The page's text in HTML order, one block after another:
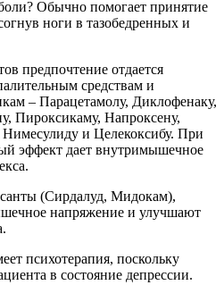
Обычно помогает принятие
ноги в тазобедренных и
предпочтение отдается
средствам и
– Парацетамолу, Диклофенаку,
Пироксикаму, Напроксену,
и Целекоксибу. При
эффект дает внутримышечное
(Сирдалуд, Мидокам),
напряжение и улучшают
психотерапия, поскольку
в состояние депрессии.